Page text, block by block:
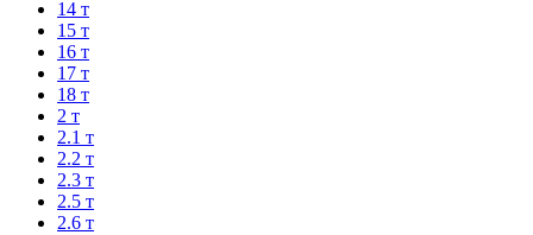
14 т
15 т
16 т
17 т
18 т
2 т
2.1 т
2.2 т
2.3 т
2.5 т
2.6 т